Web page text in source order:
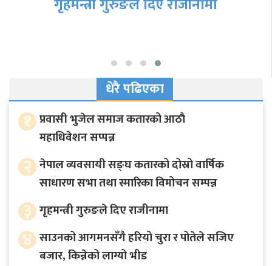
धेरै पढिएका
१ प्रवासी भुजेल समाज कतारको आठाै
महाधिवेशन सप्पन्न
२ नेपाल व्यवसायी सङ्घ कतारको दोस्रो वार्षिक
साधारण सभा तथा स्मारिका विमोचन सम्पन्न
३ गृहमन्त्री गुरुङले दिए राजीनामा
४ साउनको आगमनसँगै हरियो चुरा र पोतेले सजिए
बजार, किन्नेको लाग्यो भीड